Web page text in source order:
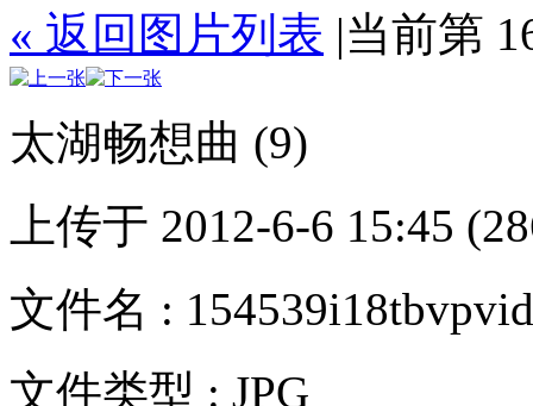
« 返回图片列表 |当前第
太湖畅想曲 (9)
上传于 2012-6-6 15:45
文件名 :
文件类型 : JPG